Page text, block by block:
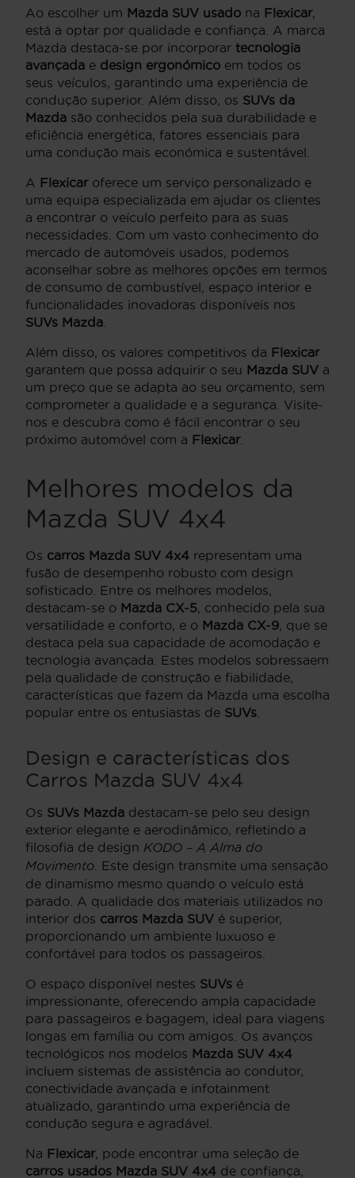
Ao escolher um Mazda SUV usado na Flexicar,
está a optar por qualidade e confiança. A marca
Mazda destaca-se por incorporar tecnologia
avançada e design ergonómico em todos os
seus veículos, garantindo uma experiência de
condução superior. Além disso, os SUVs da
Mazda são conhecidos pela sua durabilidade e
eficiência energética, fatores essenciais para
uma condução mais económica e sustentável.
A Flexicaroferece um serviço personalizado e
uma equipa especializada em ajudar os clientes
a encontrar o veículo perfeito para as suas
necessidades. Com um vasto conhecimento do
mercado de automóveis usados, podemos
aconselhar sobre as melhores opções em termos
de consumo de combustível, espaço interior e
funcionalidades inovadoras disponíveis nos
SUVs Mazda
Além disso, os valores competitivos da Flexicar
garantem que possa adquirir o seu Mazda SUV a
um preço que se adapta ao seu orçamento, sem
comprometer a qualidade e a segurança. Visite-
nos e descubra como é fácil encontrar o seu
próximo automóvel com a Flexicar.
Melhores modelos da
Mazda SUV 4x4
Os carros Mazda SUV 4x4 representam uma
fusão de desempenho robusto com design
sofisticado. Entre os melhores modelos,
destacam-se o Mazda CX-5, conhecido pela sua
versatilidade e conforto, e o Mazda CX-9, que se
destaca pela sua capacidade de acomodação e
tecnologia avançada. Estes modelos sobressaem
pela qualidade de construção e fiabilidade,
características que fazem da Mazda uma escolha
popular entre os entusiastas de SUVs
Design e características dos
Carros Mazda SUV 4x4
Os SUVs Mazda destacam-se pelo seu design
exterior elegante e aerodinâmico, refletindo a
filosofia de design KODO – A Alma do
Movimento . Este design transmite uma sensação
de dinamismo mesmo quando o veículo está
parado. A qualidade dos materiais utilizados no
interior dos carros Mazda SUV é superior,
proporcionando um ambiente luxuoso e
confortável para todos os passageiros.
O espaço disponível nestes SUVs é
impressionante, oferecendo ampla capacidade
para passageiros e bagagem, ideal para viagens
longas em família ou com amigos. Os avanços
tecnológicos nos modelos Mazda SUV 4x4
incluem sistemas de assistência ao condutor,
conectividade avançada e infotainment
atualizado, garantindo uma experiência de
condução segura e agradável.
Na Flexicar, pode encontrar uma seleção de
carros usados Mazda SUV 4x4 de confiança,